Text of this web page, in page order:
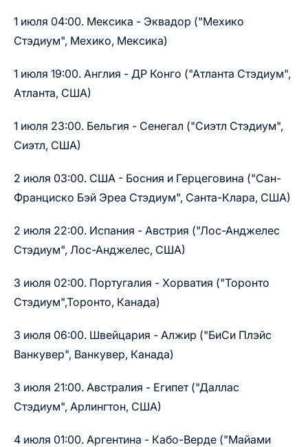
1 июля 04:00. Мексика - Эквадор ("Мехико
Стэдиум", Мехико, Мексика)
1 июля 19:00. Англия - ДР Конго ("Атланта Стэдиум",
Атланта, США)
1 июля 23:00. Бельгия - Сенегал ("Сиэтл Стэдиум",
Сиэтл, США)
2 июля 03:00. США - Босния и Герцеговина ("Сан-
Франциско Бэй Эреа Стэдиум", Санта-Клара, США)
2 июля 22:00. Испания - Австрия ("Лос-Анджелес
Стэдиум", Лос-Анджелес, США)
3 июля 02:00. Португалия - Хорватия ("Торонто
Стэдиум",Торонто, Канада)
3 июля 06:00. Швейцария - Алжир ("БиСи Плэйс
Ванкувер", Ванкувер, Канада)
3 июля 21:00. Австралия - Египет ("Даллас
Стэдиум", Арлингтон, США)
4 июля 01:00. Аргентина - Кабо-Верде ("Майами